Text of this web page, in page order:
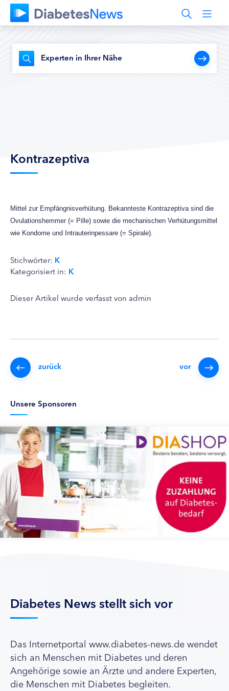
Experten in Ihrer Nähe
Kontrazeptiva
Mittel zur Empfängnisverhütung. Bekannteste Kontrazeptiva sind die
Ovulationshemmer (= Pille) sowie die mechanischen Verhütungsmittel
wie Kondome und Intrauterinpessare (= Spirale).
Stichwörter: K
Kategorisiert in: K
Dieser Artikel wurde verfasst von admin
zurück vor
Unsere Sponsoren
Diabetes News stellt sich vor
Das Internetportal www.diabetes-news.de wendet
sich an Menschen mit Diabetes und deren
Angehörige sowie an Ärzte und andere Experten,
die Menschen mit Diabetes begleiten.